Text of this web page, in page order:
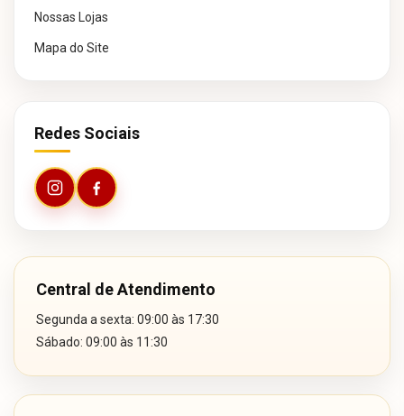
Nossas Lojas
Mapa do Site
Redes Sociais
Central de Atendimento
Segunda a sexta: 09:00 às 17:30
Sábado: 09:00 às 11:30